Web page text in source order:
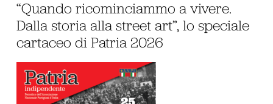
“Quando ricominciammo a vivere.
Dalla storia alla street art”, lo speciale
cartaceo di Patria 2026